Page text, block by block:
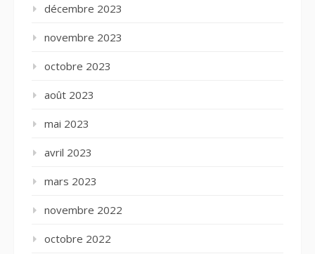
décembre 2023
novembre 2023
octobre 2023
août 2023
mai 2023
avril 2023
mars 2023
novembre 2022
octobre 2022